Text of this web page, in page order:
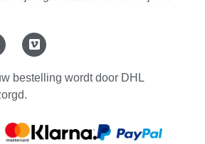
bestelling wordt door DHL